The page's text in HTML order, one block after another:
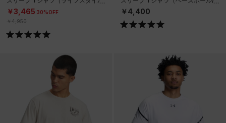
MEN）
￥3,465 30%OFF
￥4,950
EN）
￥4,400